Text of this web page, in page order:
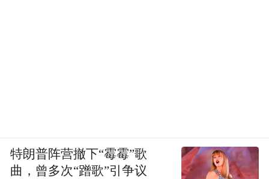
特朗普阵营撤下“霉霉”歌
曲，曾多次“蹭歌”引争议